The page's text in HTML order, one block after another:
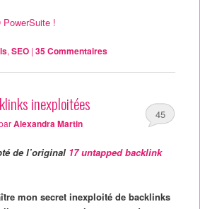
!
, SEO | 35Commentaires
inexploitées
Alexandra Martin
45
de l’original 17 untapped backlink
mon secret inexploité de backlinks